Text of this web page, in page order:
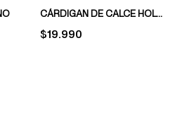
CÁRDIGAN DE CALCE HOLGADO
PRICE:
$19.990